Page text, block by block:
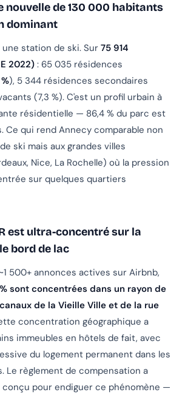
nouvelle de 130 000 habitants
dominant
station de ski. Sur 75 914
2022) : 65 035 résidences
), 5 344 résidences secondaires
(7,3 %). C'est un profil urbain à
résidentielle — 86,4 % du parc est
Ce qui rend Annecy comparable non
ski mais aux grandes villes
Nice, La Rochelle) où la pression
sur quelques quartiers
est ultra-concentré sur la
bord de lac
500+ annonces actives sur Airbnb,
sont concentrées dans un rayon de
de la Vieille Ville et de la rue
concentration géographique a
immeubles en hôtels de fait, avec
du logement permanent dans les
Le règlement de compensation a
pour endiguer ce phénomène —